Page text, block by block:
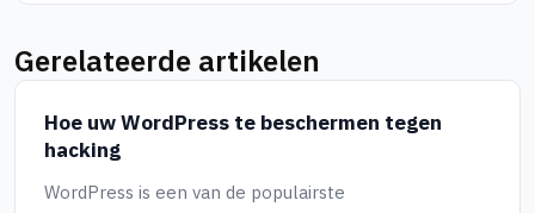
Gerelateerde artikelen
Hoe uw WordPress te beschermen tegen
hacking
WordPress is een van de populairste